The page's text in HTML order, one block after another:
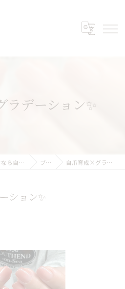
ラデーション✨
京都府八幡市のネイルケアなら自爪育成サロンNATURE ブログ 自爪育成×グラデーション✨
ション✨